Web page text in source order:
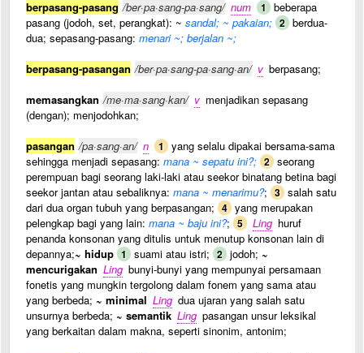
berpasang-pasang /ber·pa·sang-pa·sang/ num 1 beberapa
pasang (jodoh, set, perangkat): ~ sandal; ~ pakaian; 2 berdua-
dua; sepasang-pasang: menari ~; berjalan ~;
berpasang-pasangan /ber·pa·sang-pa·sang·an/ v berpasang;
memasangkan /me·ma·sang·kan/ v menjadikan sepasang
(dengan); menjodohkan;
pasangan /pa·sang·an/ n 1 yang selalu dipakai bersama-sama
sehingga menjadi sepasang: mana ~ sepatu ini?; 2 seorang
perempuan bagi seorang laki-laki atau seekor binatang betina bagi
seekor jantan atau sebaliknya: mana ~ menarimu?; 3 salah satu
dari dua organ tubuh yang berpasangan; 4 yang merupakan
pelengkap bagi yang lain: mana ~ baju ini?; 5 Ling huruf
penanda konsonan yang ditulis untuk menutup konsonan lain di
depannya;~ hidup 1 suami atau istri; 2 jodoh; ~
mencurigakan Ling bunyi-bunyi yang mempunyai persamaan
fonetis yang mungkin tergolong dalam fonem yang sama atau
yang berbeda; ~ minimal Ling dua ujaran yang salah satu
unsurnya berbeda; ~ semantik Ling pasangan unsur leksikal
yang berkaitan dalam makna, seperti sinonim, antonim;